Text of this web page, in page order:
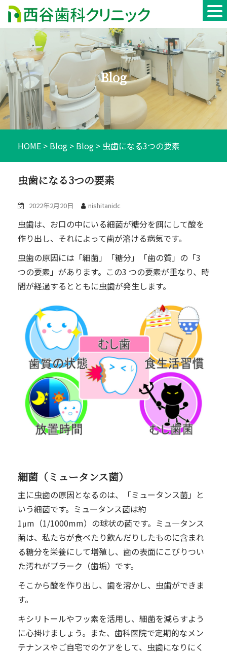
Skip
content
Blog
HOME > Blog > Blog > 虫歯になる3つの要素
虫歯になる3つの要素
2022年2月20日 nishitanidc
⾍⻭は、お⼝の中にいる細菌が糖分を餌にして酸を
作り出し、それによって⻭が溶ける病気です。
⾍⻭の原因には「細菌」「糖分」「⻭の質」の「3
つの要素」があります。この3 つの要素が重なり、時
間が経過するとともに⾍⻭が発⽣します。
細菌（ミュータンス菌）
主に⾍⻭の原因となるのは、「ミュータンス菌」と
いう細菌です。ミュータンス菌は約
1μm（1/1000mm）の球状の菌です。ミュ―タンス
菌は、私たちが⾷べたり飲んだりしたものに含まれ
る糖分を栄養にして増殖し、⻭の表⾯にこびりつい
た汚れがプラーク（⻭垢）です。
そこから酸を作り出し、⻭を溶かし、⾍⻭ができま
す。
キシリトールやフッ素を活用し、細菌を減らすよう
に心掛けましょう。また、歯科医院で定期的なメン
テナンスやご自宅でのケアをして、虫歯になりにく